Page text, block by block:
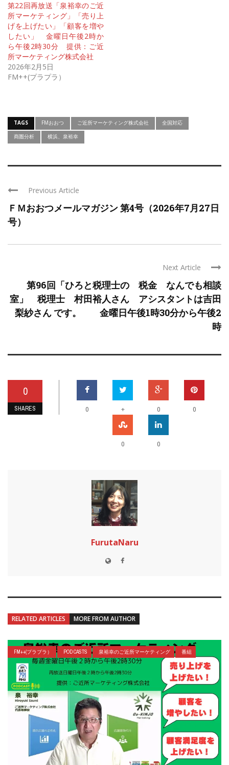
第22回再放送「泉裕幸のご近
所マーケティング」「売り上
げを上げたい」「顧客を増や
したい」 金曜日午後2時か
ら午後2時30分 提供：ご近
所マーケティング株式会社
2026年2月5日
FM++(プラプラ）
TAGS FMおおつ ご近所マーケティング株式会社
全国対応
商圏分析
横浜、泉裕幸
Previous Article
ＦＭおおつメールマガジン 第4号（2026年7月27日
号）
Next Article
第96回「ひろと税理士の 税金 なんでも相談
室」 税理士 村田裕人さん アシスタントは吉田
梨紗さん です。 金曜日午後1時30分から午後2
時
0
SHARES 0 + 0 0
0 0
FurutaNaru
RELATED ARTICLES MORE FROM AUTHOR
FM++(プラプラ） POD CASTS 泉裕幸のご近所マーケティング 番組